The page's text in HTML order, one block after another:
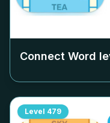
Connect Word
Level 479